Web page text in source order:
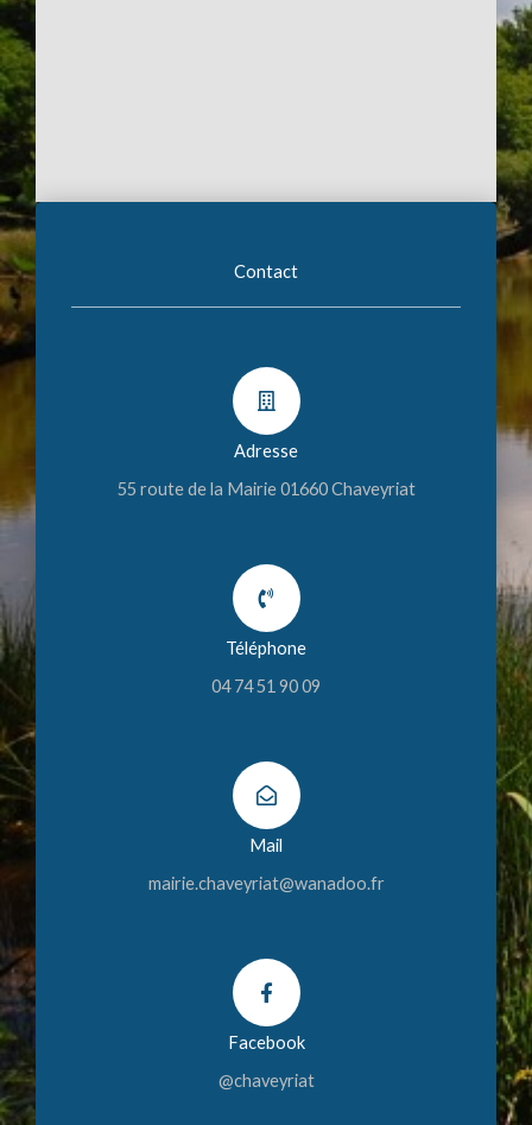
Contact
Adresse
55 route de la Mairie 01660 Chaveyriat
Téléphone
04 74 51 90 09
Mail
mairie.chaveyriat@wanadoo.fr
Facebook
@chaveyriat